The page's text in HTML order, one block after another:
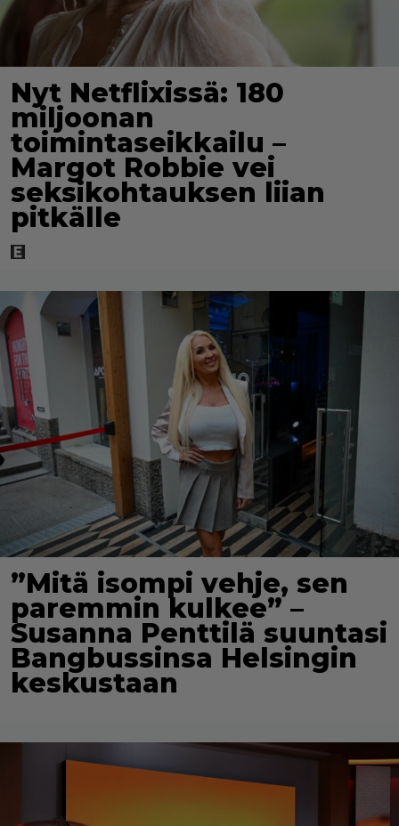
Nyt Netflixissä: 180
miljoonan
toimintaseikkailu –
Margot Robbie vei
seksikohtauksen liian
pitkälle
”Mitä isompi vehje, sen
paremmin kulkee” –
Susanna Penttilä suuntasi
Bangbussinsa Helsingin
keskustaan